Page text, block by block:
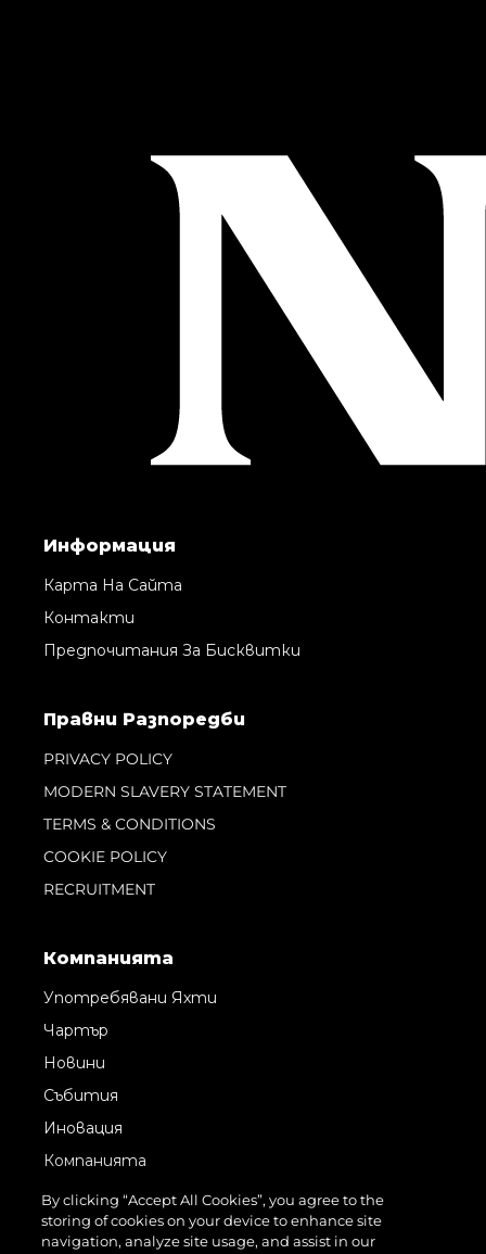
Информация
Карта На Сайта
Контакти
Предпочитания За Бисквитки
Правни Pазпоредби
PRIVACY POLICY
MODERN SLAVERY STATEMENT
TERMS & CONDITIONS
COOKIE POLICY
RECRUITMENT
Компанията
Употребявани Яхти
Чартър
Новини
Събития
Иновация
Компанията
Екипът
Лайфстайл
By clicking “Accept All Cookies”, you agree to the
storing of cookies on your device to enhance site
navigation, analyze site usage, and assist in our